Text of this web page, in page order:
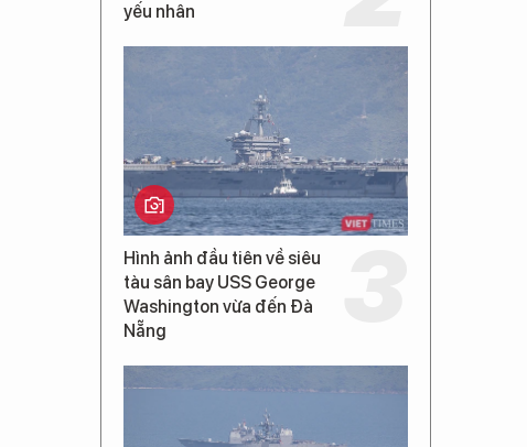
yếu nhân
Hình ảnh đầu tiên về siêu
tàu sân bay USS George
Washington vừa đến Đà
Nẵng